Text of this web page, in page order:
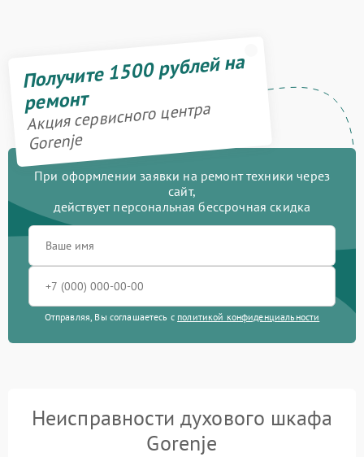
Получите 1500 рублей на
ремонт
Акция сервисного центра
Gorenje
При оформлении заявки на ремонт техники через
сайт,
действует персональная бессрочная скидка
Отправляя, Вы соглашаетесь с политикой конфиденциальности
Неисправности духового шкафа
Gorenje